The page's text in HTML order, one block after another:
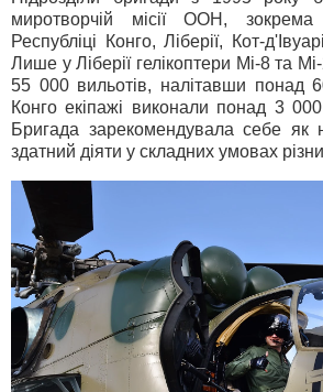
миротворчій місії ООН,
Республіці Конго, Ліберії, Кот-
Лише у Ліберії гелікоптери Мі-8 та
55 000 вильотів, налітавши понад
Конго екіпажі виконали понад 3
Бригада зарекомендувала себе як
здатний діяти у складних умовах